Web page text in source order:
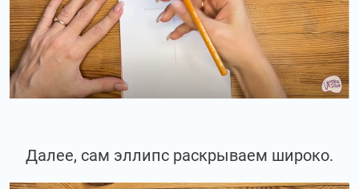
Далее, сам эллипс раскрываем широко.